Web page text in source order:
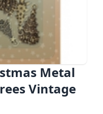
Metal
Vintage